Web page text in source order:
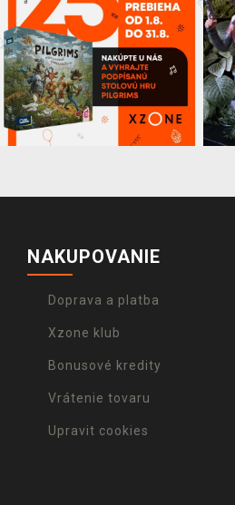
NAKUPOVANIE
Doprava a platba
Xzone klub
Bonusové kredity
Vrátenie tovaru
Upravit cookies